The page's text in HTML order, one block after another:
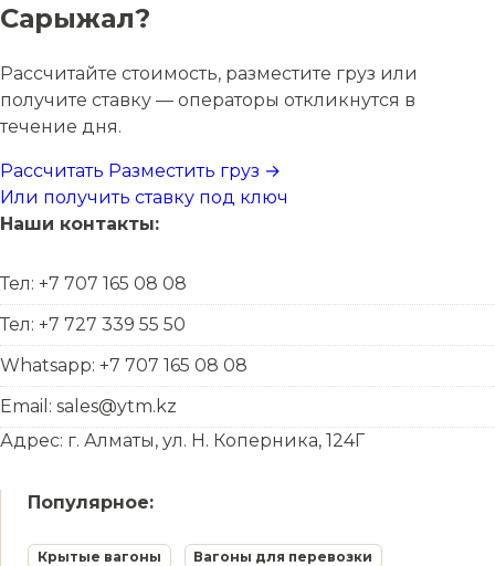
Сарыжал?
Рассчитайте стоимость, разместите груз или
получите ставку — операторы откликнутся в
течение дня.
Рассчитать Разместить груз →
Или получить ставку под ключ
Наши контакты:
Тел: +7 707 165 08 08
Тел: +7 727 339 55 50
Whatsapp: +7 707 165 08 08
Email: sales@ytm.kz
Адрес: г. Алматы, ул. Н. Коперника, 124Г
Популярное:
Крытые вагоны Вагоны для перевозки